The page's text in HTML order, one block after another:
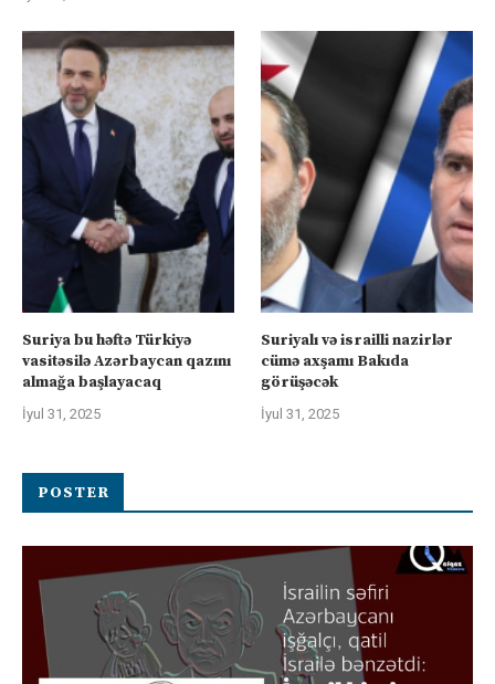
Suriya bu həftə Türkiyə
vasitəsilə Azərbaycan qazını
almağa başlayacaq
İyul 31, 2025
Suriyalı və israilli nazirlər
cümə axşamı Bakıda
görüşəcək
İyul 31, 2025
POSTER